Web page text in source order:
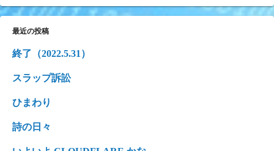
最近の投稿
終了（2022.5.31）
スラップ訴訟
ひまわり
詩の日々